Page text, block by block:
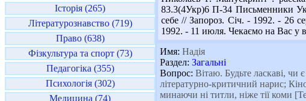
Історія (265)
Літературознавство (719)
Право (638)
Фізкультура та спорт (73)
Педагогіка (355)
Психологія (302)
Медицина (74)
83.3(4Укр)6 П-34 Письменники
себе // Запороз. Січ. - 1992. - 26
1992. - 11 июля. Чекаємо на Вас у
Имя: Надія
Раздел: Загальні
Вопрос: Вітаю. Будьте ласкаві,
літературно-критичний нарис;
минаючи ні титли, ніже тії коми